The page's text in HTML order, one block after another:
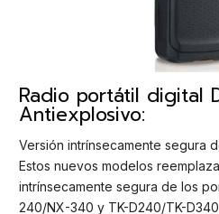
Radio portátil digital
Antiexplosivo:
Versión intrínsecamente segura
Estos nuevos modelos
intrínsecamente segura de los
240/NX-340 y TK-D240/TK-